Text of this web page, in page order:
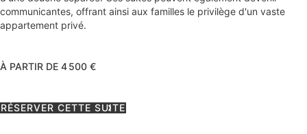
communicantes, offrant ainsi aux familles le privilège d'un vaste
appartement privé.
À PARTIR DE 4 500 €
RÉSERVER CETTE SUITE